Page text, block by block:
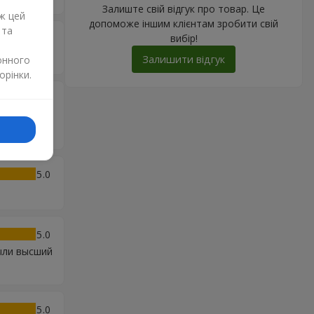
саме
5
5
высший
5
Залиште свій відгук про товар. Це
допоможе іншим клієнтам зробити свій
вибір!
Залишити відгук
цей